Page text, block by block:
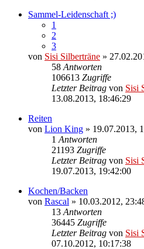
Sammel-Leidenschaft ;)
1
2
3
von Sisi Silberträne »
58 Antworten
106613 Zugriffe
Letzter Beitrag von Sisi
13.08.2013, 18:46:29
Reiten
von Lion King » 19.07.2013,
1 Antworten
21193 Zugriffe
Letzter Beitrag von Sisi
19.07.2013, 19:42:00
Kochen/Backen
von Rascal » 10.03.2012,
13 Antworten
36445 Zugriffe
Letzter Beitrag von Sisi
07.10.2012, 10:17:38